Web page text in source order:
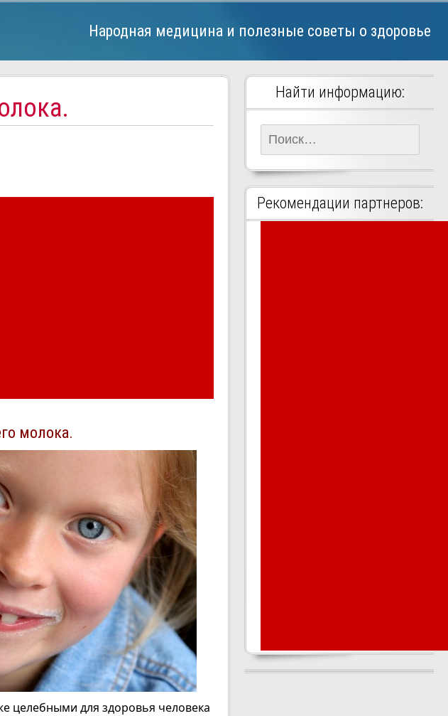
Народная медицина и полезные советы о здоровье
молока.
целебными для здоровья человека
Найти информацию:
Рекомендации партнеров: